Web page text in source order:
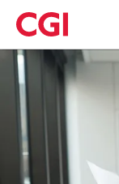
Skip
to
main
content